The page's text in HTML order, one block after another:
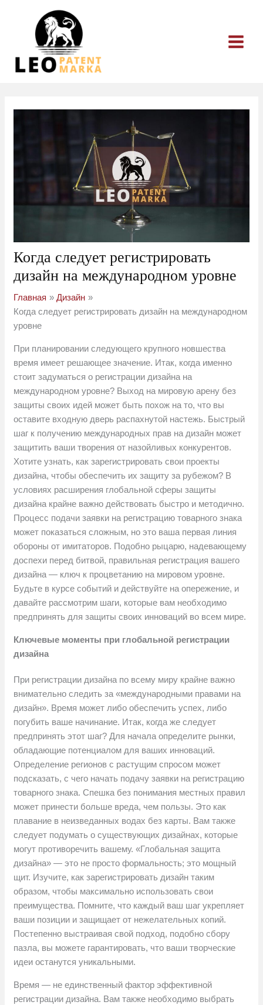
содержимому
Когда следует регистрировать
дизайн на международном уровне
Главная
Дизайн
Когда следует регистрировать дизайн на международном
уровне
При планировании следующего крупного новшества
время имеет решающее значение. Итак, когда именно
стоит задуматься о регистрации дизайна на
международном уровне? Выход на мировую арену без
защиты своих идей может быть похож на то, что вы
оставите входную дверь распахнутой настежь. Быстрый
шаг к получению международных прав на дизайн может
защитить ваши творения от назойливых конкурентов.
Хотите узнать, как зарегистрировать свои проекты
дизайна, чтобы обеспечить их защиту за рубежом? В
условиях расширения глобальной сферы защиты
дизайна крайне важно действовать быстро и методично.
Процесс подачи заявки на регистрацию товарного знака
может показаться сложным, но это ваша первая линия
обороны от имитаторов. Подобно рыцарю, надевающему
доспехи перед битвой, правильная регистрация вашего
дизайна — ключ к процветанию на мировом уровне.
Будьте в курсе событий и действуйте на опережение, и
давайте рассмотрим шаги, которые вам необходимо
предпринять для защиты своих инноваций во всем мире.
Ключевые моменты при глобальной регистрации
дизайна
При регистрации дизайна по всему миру крайне важно
внимательно следить за «международными правами на
дизайн». Время может либо обеспечить успех, либо
погубить ваше начинание. Итак, когда же следует
предпринять этот шаг? Для начала определите рынки,
обладающие потенциалом для ваших инноваций.
Определение регионов с растущим спросом может
подсказать, с чего начать подачу заявки на регистрацию
товарного знака. Спешка без понимания местных правил
может принести больше вреда, чем пользы. Это как
плавание в неизведанных водах без карты. Вам также
следует подумать о существующих дизайнах, которые
могут противоречить вашему. «Глобальная защита
дизайна» — это не просто формальность; это мощный
щит. Изучите, как зарегистрировать дизайн таким
образом, чтобы максимально использовать свои
преимущества. Помните, что каждый ваш шаг укрепляет
ваши позиции и защищает от нежелательных копий.
Постепенно выстраивая свой подход, подобно сбору
пазла, вы можете гарантировать, что ваши творческие
идеи останутся уникальными.
Время — не единственный фактор эффективной
регистрации дизайна. Вам также необходимо выбрать